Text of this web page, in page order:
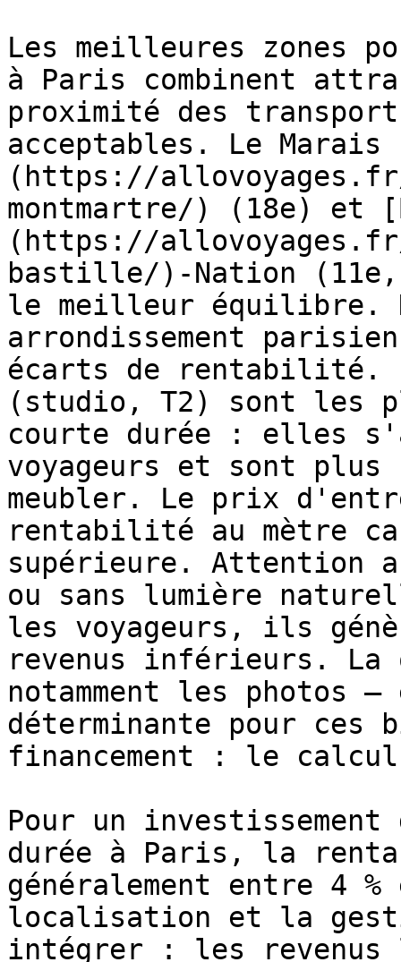
Les meilleures zones
à Paris combinent
proximité des
acceptables. Le
(https://
montmartre/) (18e) et
(https://
bastille/)-Nation (11e,
le meilleur équilibre.
arrondissement
écarts de rentabilité.
(studio, T2) sont les
courte durée : elles
voyageurs et sont
meubler. Le prix
rentabilité au mètre
supérieure. Attention
ou sans lumière
les voyageurs, ils
revenus inférieurs. La
notamment les photos
déterminante pour
financement : le
Pour un
durée à Paris, la
généralement entre 4
localisation et la
intégrer : les revenus